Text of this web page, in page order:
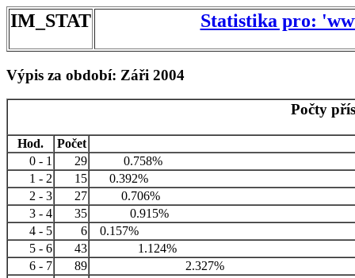
IM_STAT Statistika pro:
Výpis za období: Záři 2004
Počty
Hod.
Počet
0 - 1
29
0.758%
1 - 2
15
0.392%
2 - 3
27
0.706%
3 - 4
35
0.915%
4 - 5
6
0.157%
5 - 6
43
1.124%
6 - 7
89
2.327%